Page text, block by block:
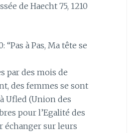
de Haecht 75, 1210
“Pas à Pas, Ma tête se
par des mois de
des femmes se sont
Ufled (Union des
pour l’Egalité des
échanger sur leurs